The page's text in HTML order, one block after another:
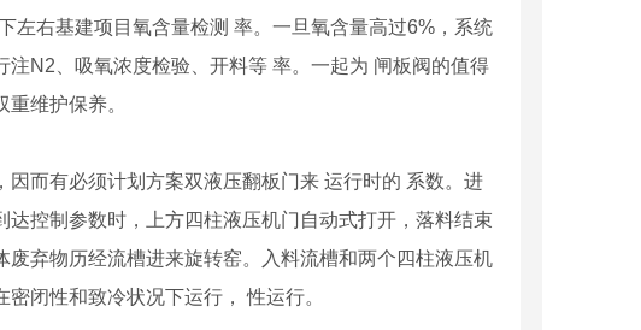
左右基建项目氧含量检测 率。一旦氧含量高过6%，系统
N2、吸氧浓度检验、开料等 率。一起为 闸板阀的值得
维护保养。
而有必须计划方案双液压翻板门来 运行时的 系数。进
控制参数时，上方四柱液压机门自动式打开，落料结束
弃物历经流槽进来旋转窑。入料流槽和两个四柱液压机
闭性和致冷状况下运行， 性运行。